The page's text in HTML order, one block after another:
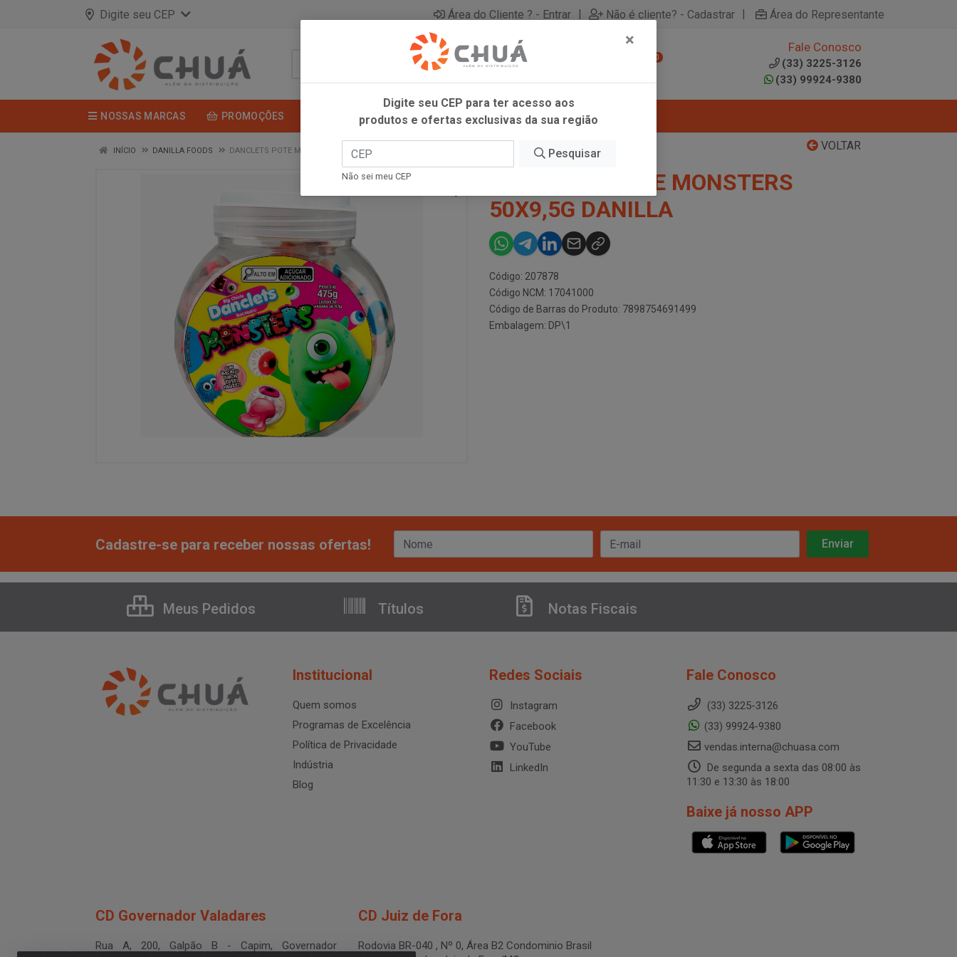
Digite seu CEP Área do Cliente ? - Entrar | Não é cliente? - Cadastrar | Área do Representante
0
Fale Conosco
(33) 3225-3126
(33) 99924-9380
NOSSAS MARCAS PROMOÇÕES
VOLTAR
INÍCIO DANILLA FOODS DANCLETS POTE MONSTERS 50X9,5G DANILLA
DANCLETS POTE MONSTERS
50X9,5G DANILLA
Código: 207878
Código NCM: 17041000
Código de Barras do Produto: 7898754691499
Embalagem: DP\1
Cadastre-se para receber nossas ofertas!
Meus Pedidos Títulos Notas Fiscais
Institucional
Quem somos
Programas de Excelência
Política de Privacidade
Indústria
Blog
Redes Sociais
Instagram
Facebook
YouTube
LinkedIn
Fale Conosco
(33) 3225-3126
(33) 99924-9380
vendas.interna@chuasa.com
De segunda a sexta das 08:00 às
11:30 e 13:30 às 18:00
Baixe já nosso APP
CD Governador Valadares
Rua A, 200, Galpão B - Capim, Governador
CD Juiz de Fora
Rodovia BR-040 , Nº 0, Área B2 Condominio Brasil
×
Digite seu CEP para ter acesso aos
produtos e ofertas exclusivas da sua região
Pesquisar
Não sei meu CEP